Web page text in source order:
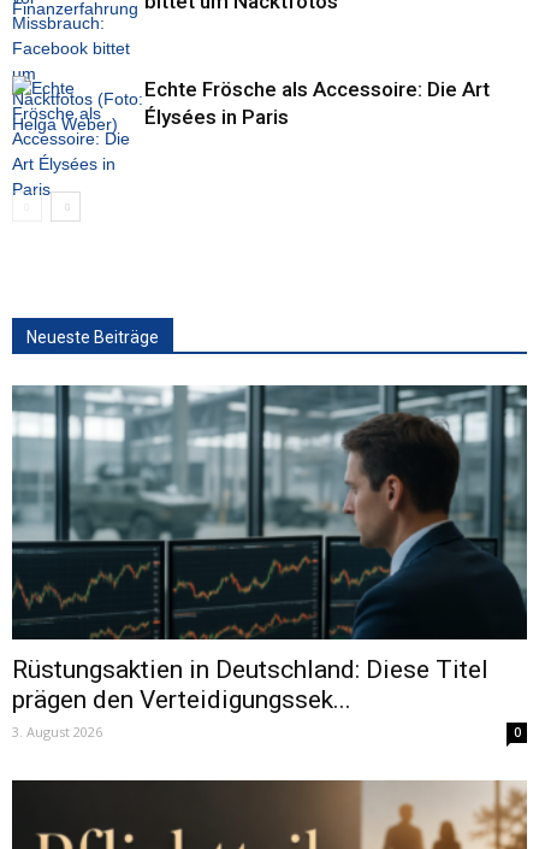
Echte Frösche als Accessoire: Die Art
Élysées in Paris
Neueste Beiträge
Rüstungsaktien in Deutschland: Diese Titel
prägen den Verteidigungssek...
3. August 2026 0